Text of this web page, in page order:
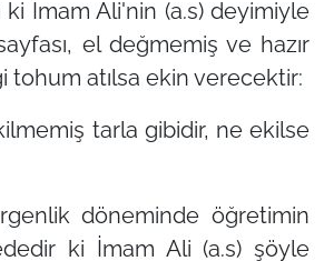
İmam Ali'nin (a.s) deyimiyle
el değmemiş ve hazır
tohum atılsa ekin verecektir:
tarla gibidir, ne ekilse
döneminde öğretimin
ki İmam Ali (a.s) şöyle